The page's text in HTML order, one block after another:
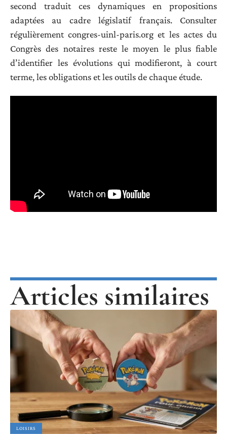
second traduit ces dynamiques en propositions
adaptées au cadre législatif français. Consulter
régulièrement congres-uinl-paris.org et les actes du
Congrès des notaires reste le moyen le plus fiable
d’identifier les évolutions qui modifieront, à court
terme, les obligations et les outils de chaque étude.
Articles similaires
LOISIRS